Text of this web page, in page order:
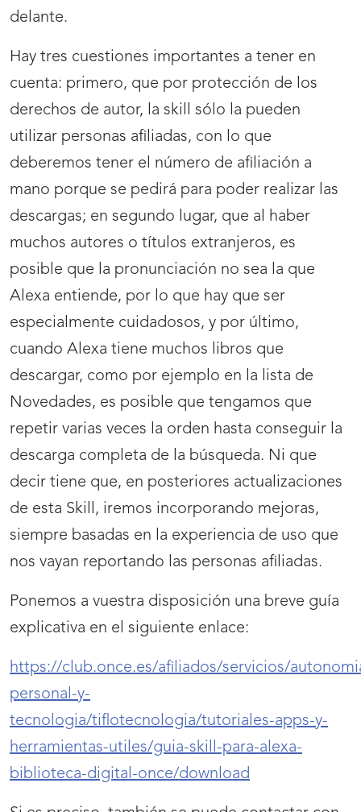
delante.
Hay tres cuestiones importantes a tener en
cuenta: primero, que por protección de los
derechos de autor, la skill sólo la pueden
utilizar personas afiliadas, con lo que
deberemos tener el número de afiliación a
mano porque se pedirá para poder realizar las
descargas; en segundo lugar, que al haber
muchos autores o títulos extranjeros, es
posible que la pronunciación no sea la que
Alexa entiende, por lo que hay que ser
especialmente cuidadosos, y por último,
cuando Alexa tiene muchos libros que
descargar, como por ejemplo en la lista de
Novedades, es posible que tengamos que
repetir varias veces la orden hasta conseguir la
descarga completa de la búsqueda. Ni que
decir tiene que, en posteriores actualizaciones
de esta Skill, iremos incorporando mejoras,
siempre basadas en la experiencia de uso que
nos vayan reportando las personas afiliadas.
Ponemos a vuestra disposición una breve guía
explicativa en el siguiente enlace:
https://club.once.es/afiliados/servicios/
personal-y-
tecnologia/tiflotecnologia/tutoriales-apps-y-
herramientas-utiles/guia-skill-para-alexa-
biblioteca-digital-once/download